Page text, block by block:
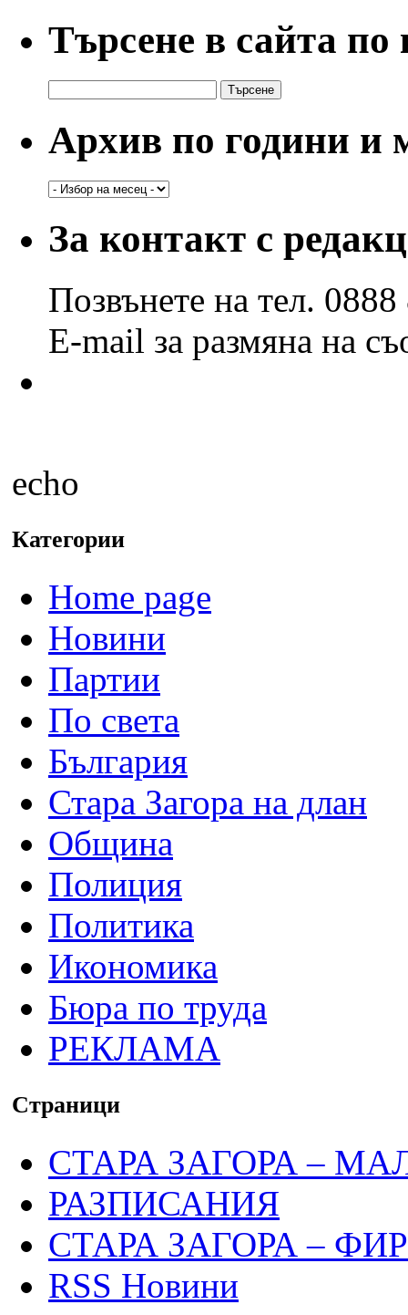
Търсене в сайта
за:
Архив по години и
Архив
и
месеци
За контакт с
Позвънете на тел.
E-mail за размяна на
echo
Категории
Home page
Новини
Партии
По света
България
Стара Загора на длан
Община
Полиция
Политика
Икономика
Бюра по труда
РЕКЛАМА
Страници
СТАРА ЗАГОРА –
РАЗПИСАНИЯ
СТАРА ЗАГОРА –
RSS Новини